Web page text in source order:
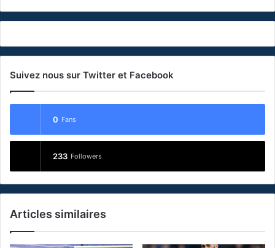
Suivez nous sur Twitter et Facebook
0 Fans
233 Followers
Articles similaires